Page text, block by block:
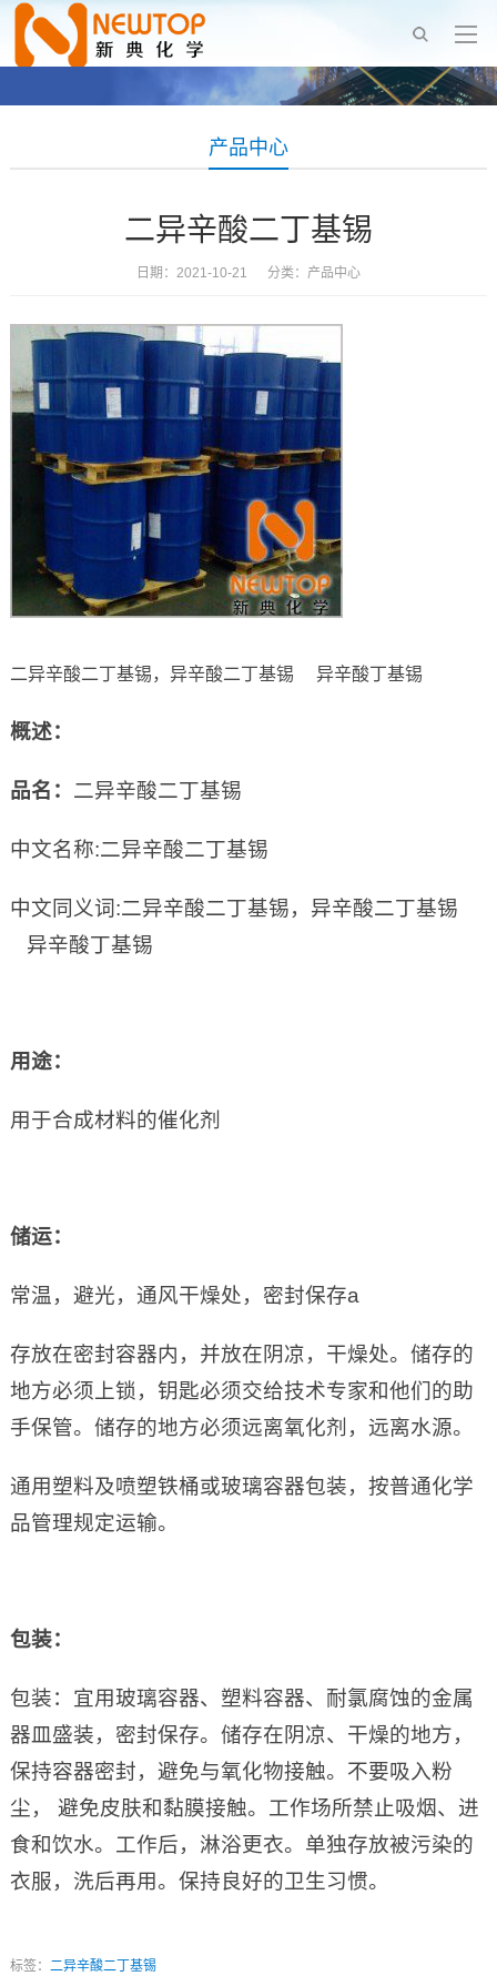
产品中心
二异辛酸二丁基锡
日期：2021-10-21 分类： 产品中心
二异辛酸二丁基锡，异辛酸二丁基锡 异辛酸丁基锡
概述：
品名： 二异辛酸二丁基锡
中文名称:二异辛酸二丁基锡
中文同义词:二异辛酸二丁基锡，异辛酸二丁基锡
异辛酸丁基锡
用途：
用于合成材料的催化剂
储运：
常温，避光，通风干燥处，密封保存a
存放在密封容器内，并放在阴凉，干燥处。储存的
地方必须上锁，钥匙必须交给技术专家和他们的助
手保管。储存的地方必须远离氧化剂，远离水源。
通用塑料及喷塑铁桶或玻璃容器包装，按普通化学
品管理规定运输。
包装：
包装：宜用玻璃容器、塑料容器、耐氯腐蚀的金属
器皿盛装，密封保存。储存在阴凉、干燥的地方，
保持容器密封，避免与氧化物接触。不要吸入粉
尘， 避免皮肤和黏膜接触。工作场所禁止吸烟、进
食和饮水。工作后，淋浴更衣。单独存放被污染的
衣服，洗后再用。保持良好的卫生习惯。
标签： 二异辛酸二丁基锡